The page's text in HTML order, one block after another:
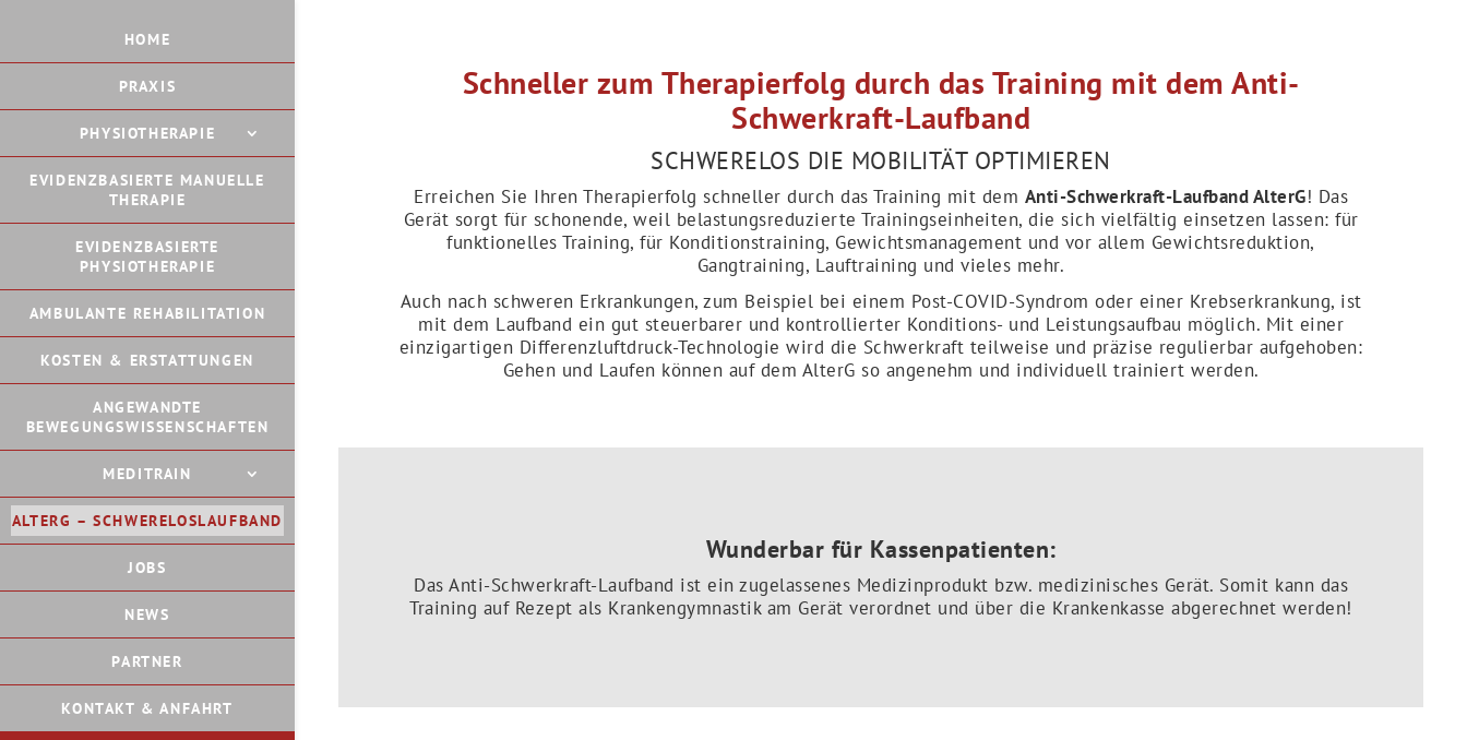
HOME
PRAXIS
PHYSIOTHERAPIE
EVIDENZBASIERTE MANUELLE
THERAPIE
EVIDENZBASIERTE
PHYSIOTHERAPIE
AMBULANTE REHABILITATION
KOSTEN & ERSTATTUNGEN
ANGEWANDTE
BEWEGUNGSWISSENSCHAFTEN
MEDITRAIN
ALTERG – SCHWERELOSLAUFBAND
JOBS
NEWS
PARTNER
KONTAKT & ANFAHRT
Schneller zum Therapierfolg durch das Training mit dem Anti-
Schwerkraft-Laufband
SCHWERELOS DIE MOBILITÄT OPTIMIEREN
Erreichen Sie Ihren Therapierfolg schneller durch das Training mit dem Anti-Schwerkraft-Laufband AlterG! Das
Gerät sorgt für schonende, weil belastungsreduzierte Trainingseinheiten, die sich vielfältig einsetzen lassen: für
funktionelles Training, für Konditionstraining, Gewichtsmanagement und vor allem Gewichtsreduktion,
Gangtraining, Lauftraining und vieles mehr.
Auch nach schweren Erkrankungen, zum Beispiel bei einem Post-COVID-Syndrom oder einer Krebserkrankung, ist
mit dem Laufband ein gut steuerbarer und kontrollierter Konditions- und Leistungsaufbau möglich. Mit einer
einzigartigen Differenzluftdruck-Technologie wird die Schwerkraft teilweise und präzise regulierbar aufgehoben:
Gehen und Laufen können auf dem AlterG so angenehm und individuell trainiert werden.
Wunderbar für Kassenpatienten:
Das Anti-Schwerkraft-Laufband ist ein zugelassenes Medizinprodukt bzw. medizinisches Gerät. Somit kann das
Training auf Rezept als Krankengymnastik am Gerät verordnet und über die Krankenkasse abgerechnet werden!